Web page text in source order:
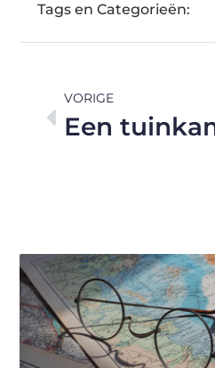
Tags en Categorieën:
VORIGE